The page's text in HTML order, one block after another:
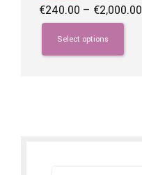
€240.00 – €2,000.00
Select options
This
product
has